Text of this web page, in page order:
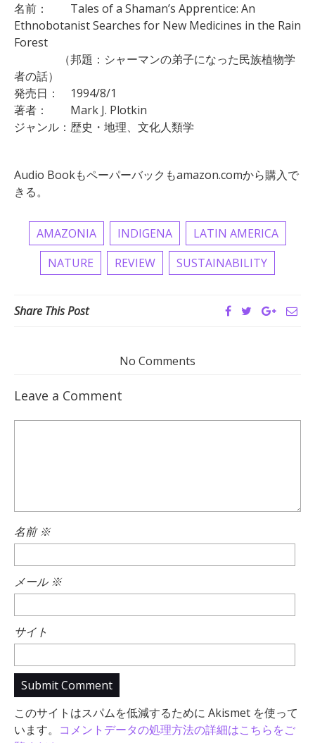
名前： Tales of a Shaman’s Apprentice: An
Ethnobotanist Searches for New Medicines in the Rain
Forest
（邦題： シャーマンの弟子になった民族植物学
者の話）
発売日： 1994/8/1
著者： Mark J. Plotkin
ジャンル：歴史・地理、文化人類学
Audio Bookもペーパーバックもamazon.comから購入で
きる。
AMAZONIA INDIGENA
LATIN AMERICA
NATURE
REVIEW SUSTAINABILITY
Share This Post
No Comments
Leave a Comment
名前※
メール ※
サイト
このサイトはスパムを低減するために Akismet を使って
います。 コメントデータの処理方法の詳細はこちらをご